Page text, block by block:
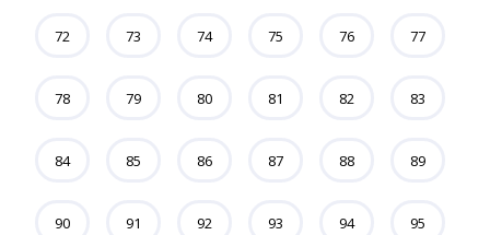
72 73 74 75 76 77
78 79 80 81 82 83
84 85 86 87 88 89
90 91 92 93 94 95